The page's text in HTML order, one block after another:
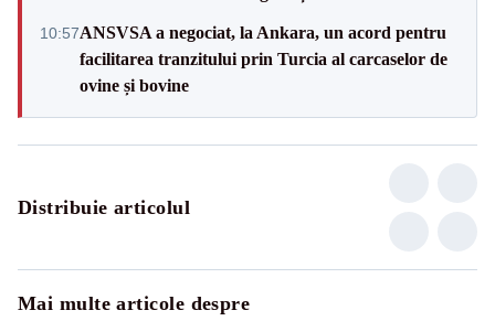
10:57ANSVSA a negociat, la Ankara, un acord pentru
facilitarea tranzitului prin Turcia al carcaselor de
ovine și bovine
Distribuie articolul
Mai multe articole despre